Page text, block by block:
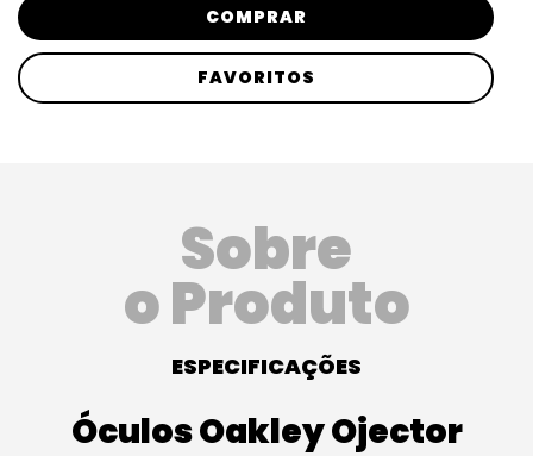
COMPRAR
FAVORITOS
Sobre
o Produto
ESPECIFICAÇÕES
Óculos Oakley Ojector